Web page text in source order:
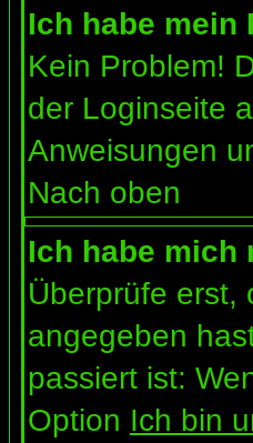
Ich habe mein
Kein Problem!
der Loginseite
Anweisungen
Nach oben
Ich habe mich
Überprüfe erst,
angegeben
passiert ist:
Option Ich bin